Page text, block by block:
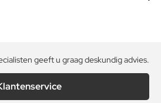
geeft u graag deskundig advies.